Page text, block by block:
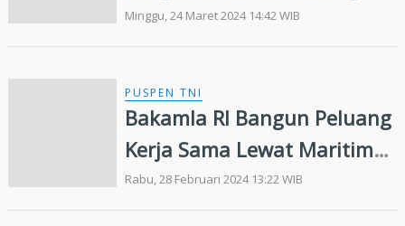
Obat di UPT Puskemas Balai
Raja
Minggu, 24 Maret 2024 14:42 WIB
PUSPEN TNI
Bakamla RI Bangun Peluang
Kerja Sama Lewat Maritime
Security Symposium
Rabu, 28 Februari 2024 13:22 WIB